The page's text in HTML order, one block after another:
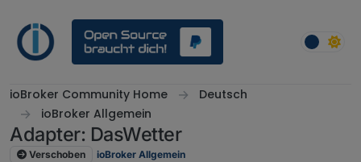
ioBroker Community Home
Deutsch
ioBroker Allgemein
Adapter: DasWetter
Verschoben
ioBroker Allgemein